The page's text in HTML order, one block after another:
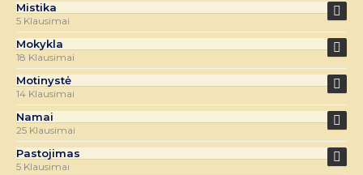
Mistika
5 Klausimai
Mokykla
18 Klausimai
Motinystė
14 Klausimai
Namai
25 Klausimai
Pastojimas
5 Klausimai